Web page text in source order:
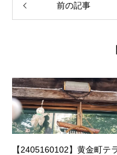
前の記事
【2405160102】黄金町テ